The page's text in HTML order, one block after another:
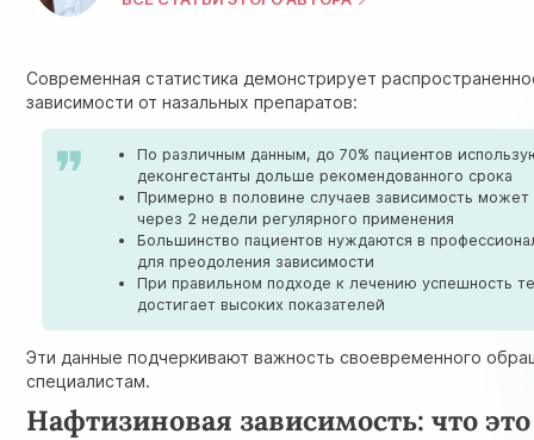
Современная статистика демонстрирует
зависимости от назальных препаратов:
По различным данным, до 70% пациентов
деконгестанты дольше рекомендованного срока
Примерно в половине случаев зависимость может
через 2 недели регулярного применения
Большинство пациентов нуждаются в
для преодоления зависимости
При правильном подходе к лечению успешность
достигает высоких показателей
Эти данные подчеркивают важность своевременного
специалистам.
Нафтизиновая зависимость: что это